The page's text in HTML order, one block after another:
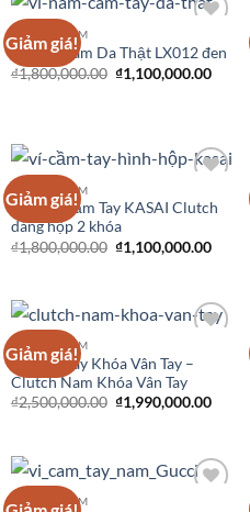
Giảm giá!
Wishlist
CLUTCH NAM
Clutch Nam Da Thật LX012 đen
₫1,800,000.00 ₫1,100,000.00
Giảm giá!
Wishlist
CLUTCH NAM
Ví nam Cầm Tay KASAI Clutch
dáng hộp 2 khóa
₫1,800,000.00 ₫1,100,000.00
Giảm giá!
Wishlist
CLUTCH NAM
Ví Cầm Tay Khóa Vân Tay –
Clutch Nam Khóa Vân Tay
₫2,500,000.00 ₫1,990,000.00
CLUTCH NAM